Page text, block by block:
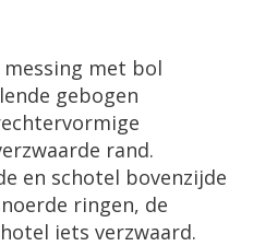
messing met bol
gebogen
rand.
en schotel bovenzijde
ringen, de
iets verzwaard.